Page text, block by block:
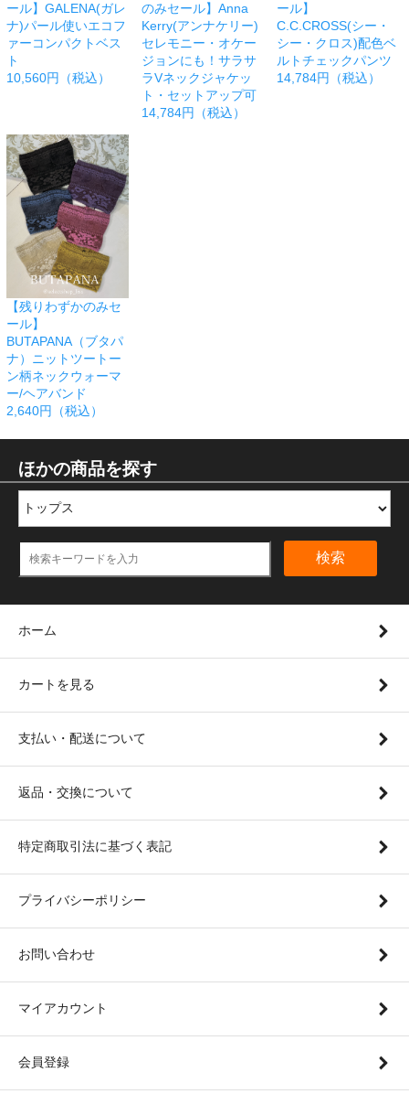
ール】GALENA(ガレ
ナ)パール使いエコフ
ァーコンパクトベス
ト
10,560円（税込）
のみセール】Anna
Kerry(アンナケリー)
セレモニー・オケー
ジョンにも！サラサ
ラVネックジャケッ
ト・セットアップ可
14,784円（税込）
ール】
C.C.CROSS(シー・
シー・クロス)配色ベ
ルトチェックパンツ
14,784円（税込）
【残りわずかのみセ
ール】
BUTAPANA（ブタパ
ナ）ニットツートー
ン柄ネックウォーマ
ー/ヘアバンド
2,640円（税込）
ほかの商品を探す
検索
ホーム
カートを見る
支払い・配送について
返品・交換について
特定商取引法に基づく表記
プライバシーポリシー
お問い合わせ
マイアカウント
会員登録